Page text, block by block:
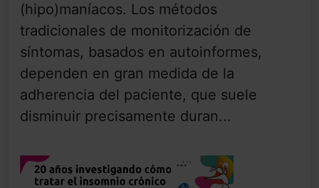
(hipo)maníacos. Los métodos
tradicionales de monitorización de
síntomas, basados en autoinformes,
dependen en gran medida de la
adherencia del paciente, que suele
disminuir precisamente duran...